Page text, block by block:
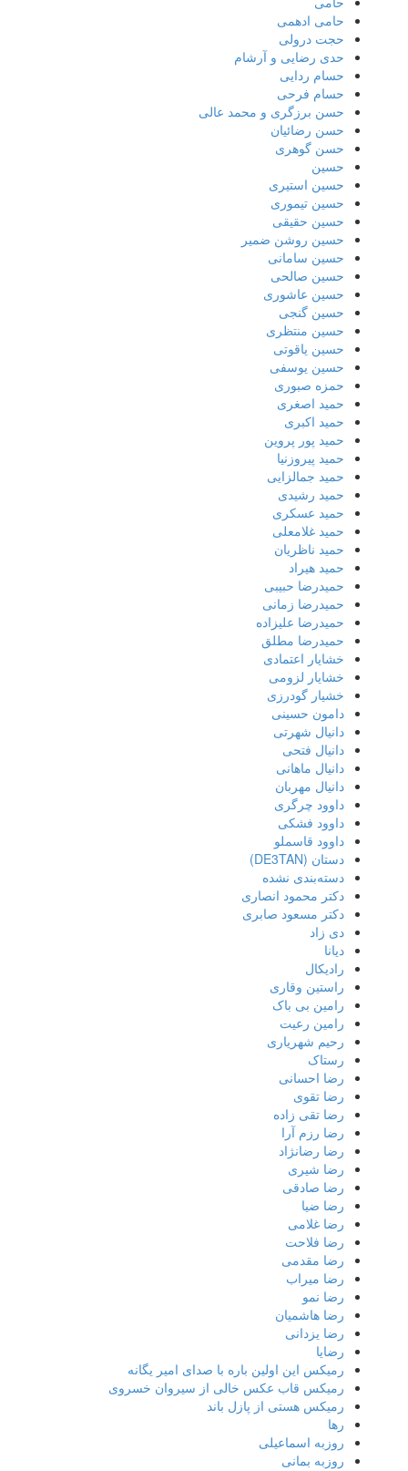
حامی ادهمی
حجت درولی
حدی رضایی و آرشام
حسام ردایی
حسام فرحی
حسن برزگری و محمد عالی
حسن رضائیان
حسن گوهری
حسین
حسین استیری
حسین تیموری
حسین حقیقی
حسین روشن ضمیر
حسین سامانی
حسین صالحی
حسین عاشوری
حسین گنجی
حسین منتظری
حسین یاقوتی
حسین یوسفی
حمزه صبوری
حمید اصغری
حمید اکبری
حمید پور پروین
حمید پیروزنیا
حمید جمالزایی
حمید رشیدی
حمید عسکری
حمید غلامعلی
حمید ناظریان
حمید هیراد
حمیدرضا حبیبی
حمیدرضا زمانی
حمیدرضا علیزاده
حمیدرضا مطلق
خشایار اعتمادی
خشایار لزومی
خشیار گودرزی
دامون حسینی
دانیال شهرتی
دانیال فتحی
دانیال ماهانی
دانیال مهربان
داوود چرگری
داوود فشکی
داوود قاسملو
دستان (DE3TAN)
دسته‌بندی نشده
دکتر محمود انصاری
دکتر مسعود صابری
دی زاد
دیانا
رادیکال
راستین وقاری
رامین بی باک
رامین رعیت
رحیم شهریاری
رستاک
رضا احسانی
رضا تقوی
رضا تقی زاده
رضا رزم آرا
رضا رضانژاد
رضا شیری
رضا صادقی
رضا ضیا
رضا غلامی
رضا فلاحت
رضا مقدمی
رضا میراب
رضا نمو
رضا هاشمیان
رضا یزدانی
رضایا
رمیکس این اولین باره با صدای امیر یگانه
رمیکس قاب عکس خالی از سیروان خسروی
رمیکس هستی از پازل باند
رها
روزبه اسماعیلی
روزبه بمانی